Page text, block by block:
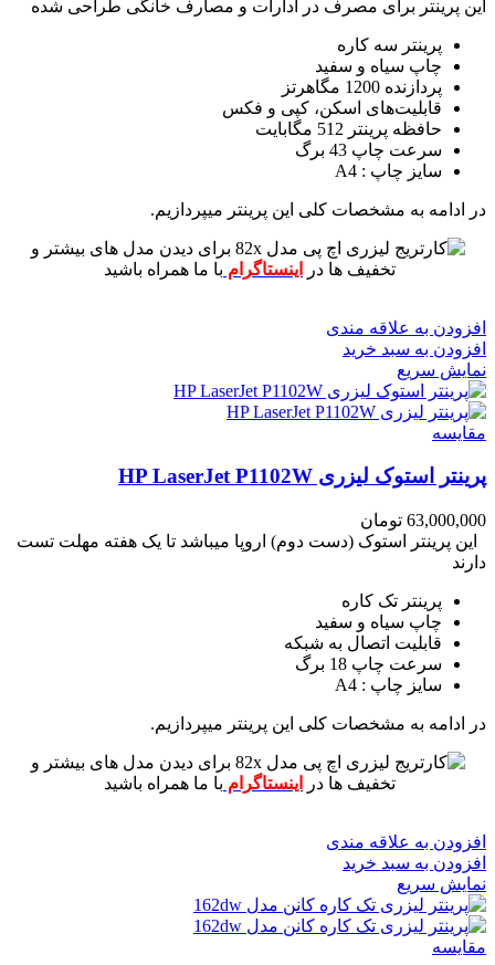
این پرینتر برای مصرف در ادارات و مصارف خانگی طراحی شده
پرینتر سه کاره
چاپ سیاه و سفید
پردازنده 1200 مگاهرتز
قابلیت‌های اسکن، کپی و فکس
حافظه پرینتر 512 مگابایت
سرعت چاپ 43 برگ
سایز چاپ : A4
در ادامه به مشخصات کلی این پرینتر میپردازیم.
برای دیدن مدل های بیشتر و
تخفیف ها در
اینستاگرام با ما همراه باشید
افزودن به علاقه مندی
افزودن به سبد خرید
نمایش سریع
مقايسه
پرینتر استوک لیزری HP LaserJet P1102W
63,000,000 تومان
این پرینتر استوک (دست دوم) اروپا میباشد تا یک هفته مهلت تست
دارند
پرینتر تک کاره
چاپ سیاه و سفید
قابلیت اتصال به شبکه
سرعت چاپ 18 برگ
سایز چاپ : A4
در ادامه به مشخصات کلی این پرینتر میپردازیم.
برای دیدن مدل های بیشتر و
تخفیف ها در
اینستاگرام با ما همراه باشید
افزودن به علاقه مندی
افزودن به سبد خرید
نمایش سریع
مقايسه